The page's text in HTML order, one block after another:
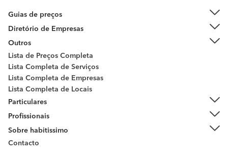
Guias de preços
Diretório de Empresas
Outros
Lista de Preços Completa
Lista Completa de Serviços
Lista Completa de Empresas
Lista Completa de Locais
Particulares
Profissionais
Sobre habitissimo
Contacto